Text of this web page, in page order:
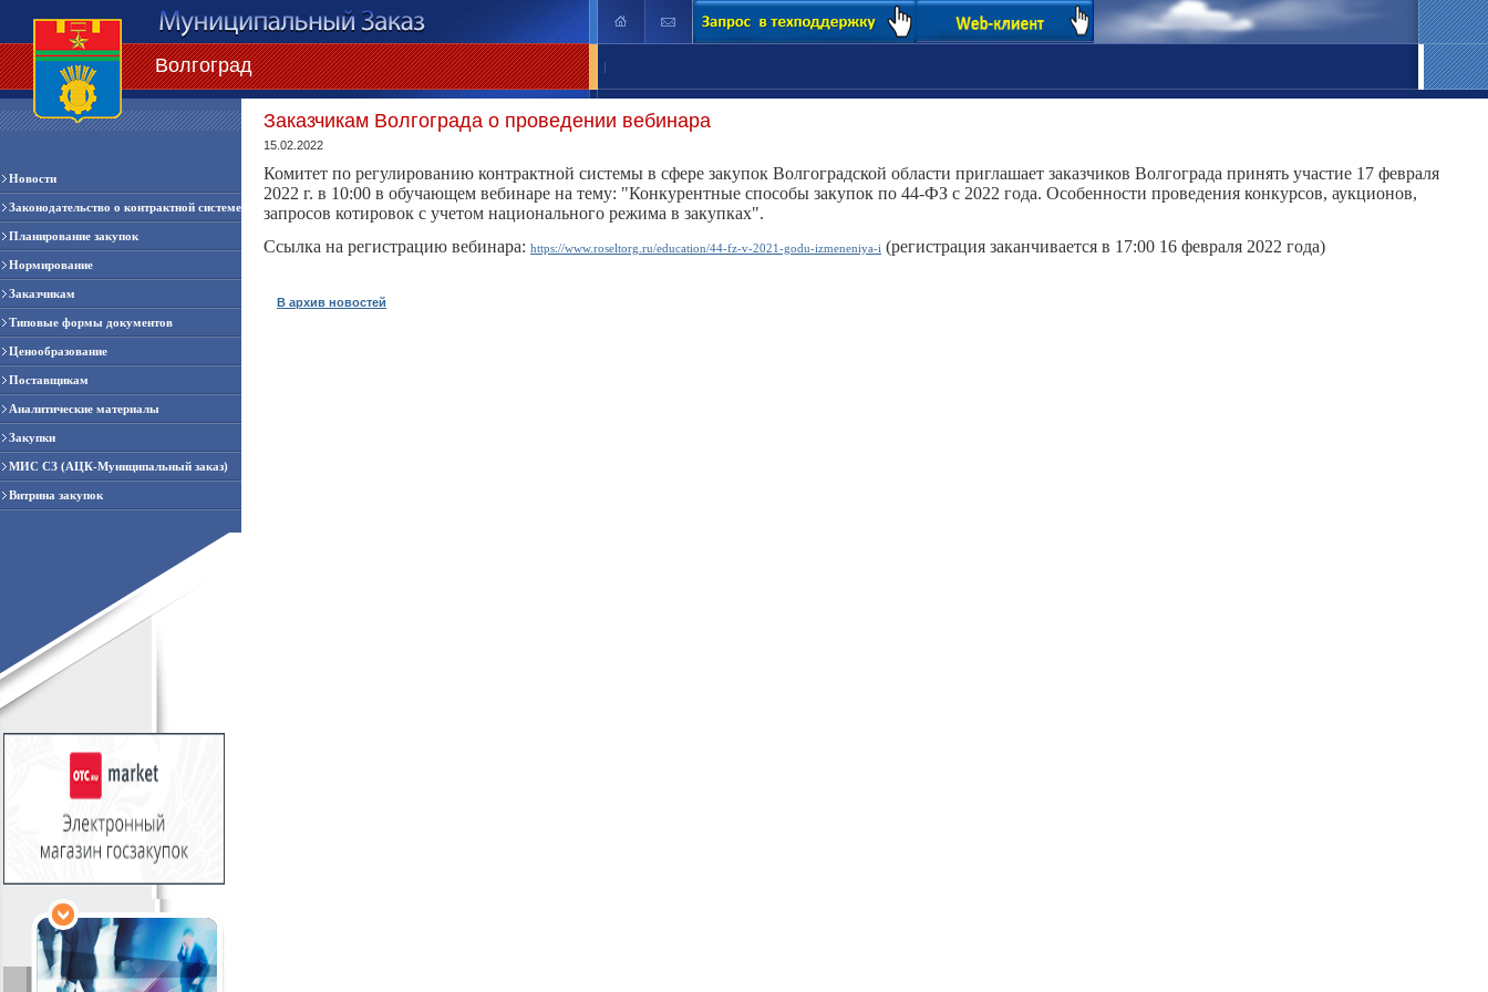
Волгоград |
Новости
Законодательство о контрактной системе
Планирование закупок
Нормирование
Заказчикам
Типовые формы документов
Ценообразование
Поставщикам
Аналитические материалы
Закупки
МИС СЗ (АЦК-Муниципальный заказ)
Витрина закупок
Заказчикам Волгограда о проведении вебинара
15.02.2022
Комитет по регулированию контрактной системы в сфере закупок Волгоградской области приглашает заказчиков Волгограда принять участие 17 февраля
2022 г. в 10:00 в обучающем вебинаре на тему: "Конкурентные способы закупок по 44-ФЗ с 2022 года. Особенности проведения конкурсов, аукционов,
запросов котировок с учетом национального режима в закупках".
Ссылка на регистрацию вебинара: https://www.roseltorg.ru/education/44-fz-v-2021-godu-izmeneniya-i (регистрация заканчивается в 17:00 16 февраля 2022 года)
В архив новостей